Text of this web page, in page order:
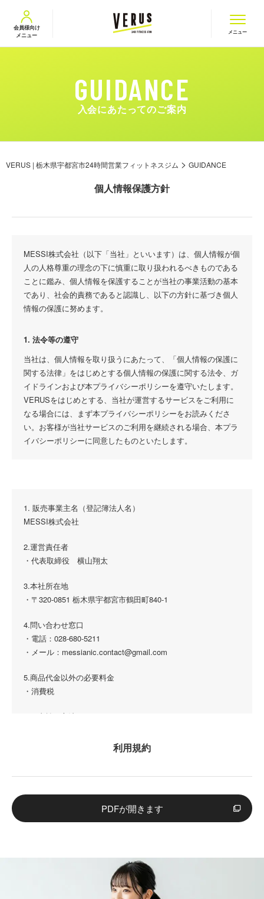
VERUS ヴェルス
会員様向け
メニュー
メニュー
入会にあたってのご案内
VERUS | 栃木県宇都宮市24時間営業フィットネスジム > GUIDANCE
個人情報保護方針
MESSI株式会社（以下「当社」といいます）は、個人情報が個
人の人格尊重の理念の下に慎重に取り扱われるべきものである
ことに鑑み、個人情報を保護することが当社の事業活動の基本
であり、社会的責務であると認識し、以下の方針に基づき個人
情報の保護に努めます。
1. 法令等の遵守
当社は、個人情報を取り扱うにあたって、「個人情報の保護に
関する法律」をはじめとする個人情報の保護に関する法令、ガ
イドラインおよび本プライバシーポリシーを遵守いたします。
VERUSをはじめとする、当社が運営するサービスをご利用に
なる場合には、まず本プライバシーポリシーをお読みくださ
い。お客様が当社サービスのご利用を継続される場合、本プラ
イバシーポリシーに同意したものといたします。
MESSI株式会社
代表取締役社長 横山 翔太
3. 個人情報の定義
個人に関する情報であって、次のいずれかに該当するものをい
います。
定の個人を識別することができるもの
・他の情報と容易に照合することができ、それにより特定の個
人を識別することができるもの
4. 個人情報の取得
当社がお客様から個人情報を取得する場合には、適正かつ公正
ている場合を除き、あらかじめ利用目的を明示し、ご承諾をい
ただいたうえで、その目的達成に必要な範囲で取得いたしま
・会員の氏名、年齢、性別、生年月日、住所、電話番号、勤務
先、通学先、緊急連絡先、家族構成、メールアドレス、顔写真
・会費等の支払いまたは返金等に使用する会員の金融機関口座
・施設内に設置されたセキュリティカメラ、防犯カメラ、AIカ
メラ等により撮影・記録された映像、画像およびこれらに付随
1. 販売事業主名（登記簿法人名）
MESSI株式会社
2.運営責任者
・代表取締役 横山翔太
3.本社所在地
・〒320-0851 栃木県宇都宮市鶴田町840-1
4.問い合わせ窓口
・電話：028-680-5211
・メール：messianic.contact@gmail.com
5.商品代金以外の必要料金
・消費税
6.お支払い方法
翌月10日のお支払いとなります。その他レッスンチケットや物
販購入については、申し込み時のお支払いとなります。
※ご利用のカード会社によって引落日が異なります。
・本サービスは会員としての登録手続きが完了次第ご利用いた
利用規約
PDFが開きます